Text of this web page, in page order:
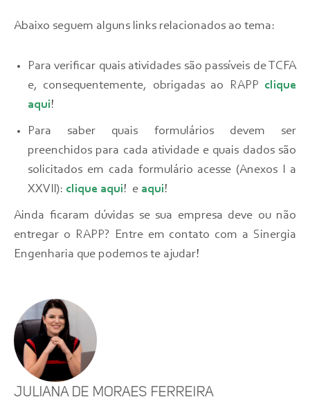
Abaixo seguem alguns links relacionados ao tema:
Para verificar quais atividades são passíveis de TCFA
e, consequentemente, obrigadas ao RAPP clique
aqui!
Para saber quais formulários devem ser
preenchidos para cada atividade e quais dados são
solicitados em cada formulário acesse (Anexos I a
XXVII): clique aqui! e aqui!
Ainda ficaram dúvidas se sua empresa deve ou não
entregar o RAPP? Entre em contato com a Sinergia
Engenharia que podemos te ajudar!
Juliana de Moraes Ferreira